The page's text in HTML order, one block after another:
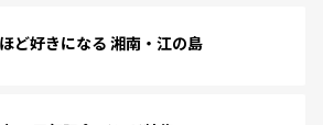
ど好きになる 湘南・江の島